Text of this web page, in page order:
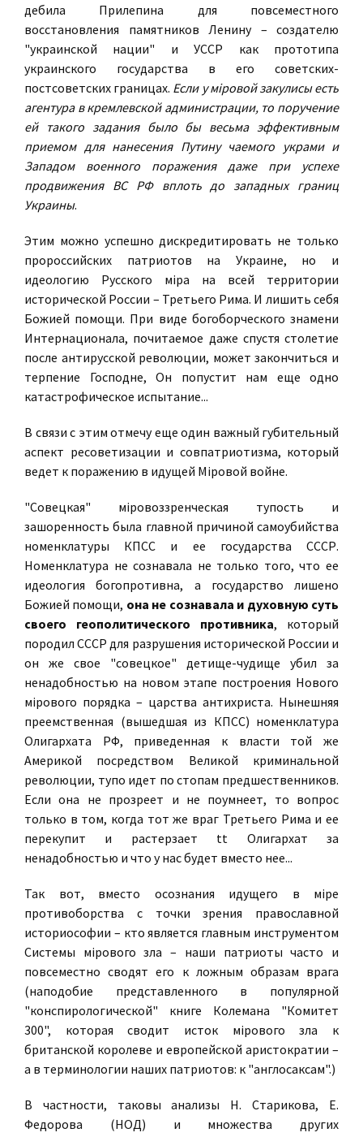
дебила Прилепина для повсеместного
восстановления памятников Ленину – создателю
"украинской нации" и УССР как прототипа
украинского государства в его советских-
постсоветских границах. Если у мiровой закулисы есть
агентура в кремлевской администрации, то поручение
ей такого задания было бы весьма эффективным
приемом для нанесения Путину чаемого украми и
Западом военного поражения даже при успехе
продвижения ВС РФ вплоть до западных границ
Украины.
Этим можно успешно дискредитировать не только
пророссийских патриотов на Украине, но и
идеологию Русского мiра на всей территории
исторической России – Третьего Рима. И лишить себя
Божией помощи. При виде богоборческого знамени
Интернационала, почитаемое даже спустя столетие
после антирусской революции, может закончиться и
терпение Господне, Он попустит нам еще одно
катастрофическое испытание...
В связи с этим отмечу еще один важный губительный
аспект ресоветизации и совпатриотизма, который
ведет к поражению в идущей Мiровой войне.
"Совецкая" мiровоззренческая тупость и
зашоренность была главной причиной самоубийства
номенклатуры КПСС и ее государства СССР.
Номенклатура не сознавала не только того, что ее
идеология богопротивна, а государство лишено
Божией помощи, она не сознавала и духовную суть
своего геополитического противника, который
породил СССР для разрушения исторической России и
он же свое "совецкое" детище-чудище убил за
ненадобностью на новом этапе построения Нового
мiрового порядка – царства антихриста. Нынешняя
преемственная (вышедшая из КПСС) номенклатура
Олигархата РФ, приведенная к власти той же
Америкой посредством Великой криминальной
революции, тупо идет по стопам предшественников.
Если она не прозреет и не поумнеет, то вопрос
только в том, когда тот же враг Третьего Рима и ее
перекупит и растерзает tt Олигархат за
ненадобностью и что у нас будет вместо нее...
Так вот, вместо осознания идущего в мiре
противоборства с точки зрения православной
историософии – кто является главным инструментом
Системы мiрового зла – наши патриоты часто и
повсеместно сводят его к ложным образам врага
(наподобие представленного в популярной
"конспирологической" книге Колемана "Комитет
300", которая сводит исток мiрового зла к
британской королеве и европейской аристократии –
а в терминологии наших патриотов: к "англосаксам".)
В частности, таковы анализы Н. Старикова, Е.
Федорова (НОД) и множества других